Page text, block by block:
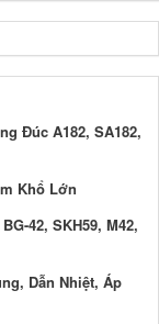
Đúc A182, SA182,
Khổ Lớn
42, SKH59, M42,
Dẫn Nhiệt, Áp